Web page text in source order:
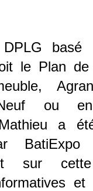
basé
le Plan
ou en
a
sur
et